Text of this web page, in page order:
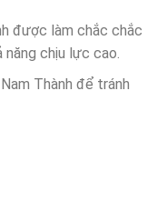
được làm chắc chắc
chịu lực cao.
Thành để tránh